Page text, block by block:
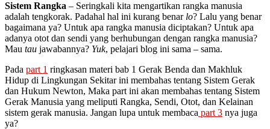
Sistem Rangka – Seringkali kita mengartikan rangka manusia
adalah tengkorak. Padahal hal ini kurang benar lo? Lalu yang benar
bagaimana ya? Untuk apa rangka manusia diciptakan? Untuk apa
adanya otot dan sendi yang berhubungan dengan rangka manusia?
Mau tau jawabannya? Yuk, pelajari blog ini sama – sama.
Pada part 1 ringkasan materi bab 1 Gerak Benda dan Makhluk
Hidup di Lingkungan Sekitar ini membahas tentang Sistem Gerak
dan Hukum Newton, Maka part ini akan membahas tentang Sistem
Gerak Manusia yang meliputi Rangka, Sendi, Otot, dan Kelainan
sistem gerak manusia. Jangan lupa untuk membaca part 3 nya juga
ya?